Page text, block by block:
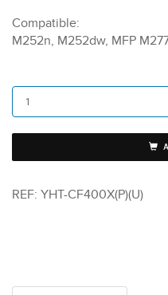
Compatible:
M252n, M252dw, MFP
REF: YHT-CF400X(P)(U)